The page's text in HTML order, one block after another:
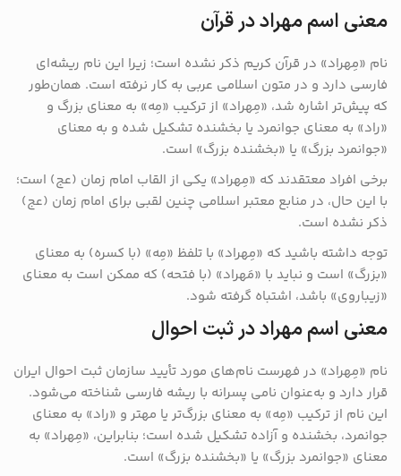
معنی اسم مهراد در قرآن
نام «مِهراد» در قرآن کریم ذکر نشده است؛ زیرا این نام ریشه‌ای
فارسی دارد و در متون اسلامی عربی به کار نرفته است. همان‌طور
که پیش‌تر اشاره شد، «مِهراد» از ترکیب «مِه» به معنای بزرگ و
«راد» به معنای جوانمرد یا بخشنده تشکیل شده و به معنای
«جوانمرد بزرگ» یا «بخشنده بزرگ» است.
برخی افراد معتقدند که «مِهراد» یکی از القاب امام زمان (عج) است؛
با این حال، در منابع معتبر اسلامی چنین لقبی برای امام زمان (عج)
ذکر نشده است.
توجه داشته باشید که «مِهراد» با تلفظ «مِه» (با کسره) به معنای
«بزرگ» است و نباید با «مَهراد» (با فتحه) که ممکن است به معنای
«زیباروی» باشد، اشتباه گرفته شود.
معنی اسم مهراد در ثبت احوال
نام «مِهراد» در فهرست نام‌های مورد تأیید سازمان ثبت احوال ایران
قرار دارد و به‌عنوان نامی پسرانه با ریشه فارسی شناخته می‌شود.
این نام از ترکیب «مِه» به معنای بزرگ‌تر یا مهتر و «راد» به معنای
جوانمرد، بخشنده و آزاده تشکیل شده است؛ بنابراین، «مِهراد» به
معنای «جوانمرد بزرگ» یا «بخشنده بزرگ» است.